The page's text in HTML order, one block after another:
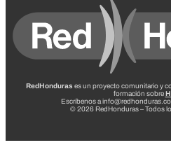
RedHonduras es un proyecto comunitario y
formación sobre
Escríbenos a
© 2026 RedHonduras – Todos